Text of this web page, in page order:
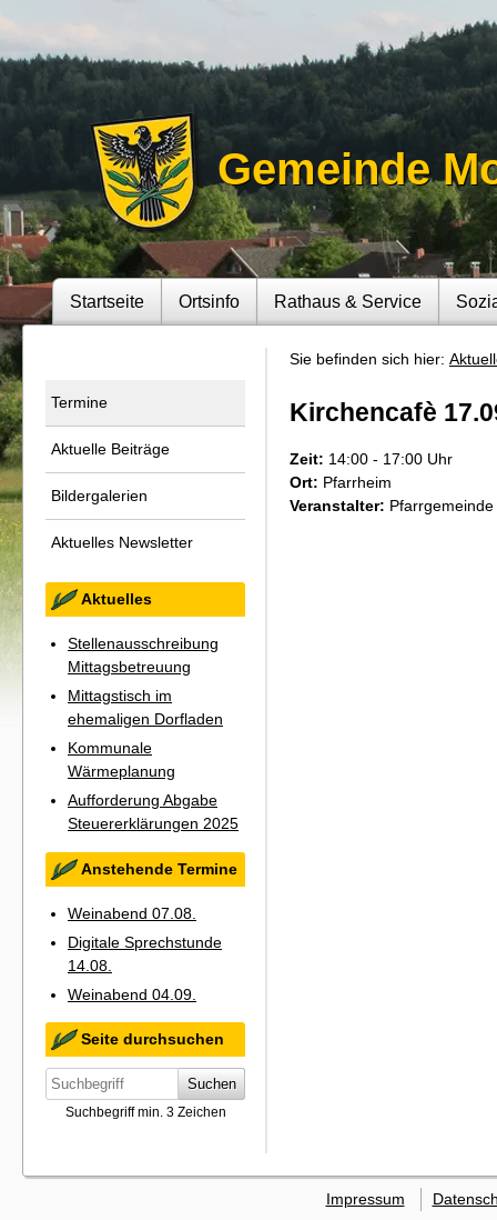
Gemeinde
Startseite Ortsinfo Rathaus & Service
Termine
Aktuelle Beiträge
Bildergalerien
Aktuelles Newsletter
Aktuelles
Stellenausschreibung
Mittagsbetreuung
Mittagstisch im
ehemaligen Dorfladen
Kommunale
Wärmeplanung
Aufforderung Abgabe
Steuererklärungen 2025
Anstehende Termine
Weinabend 07.08.
Digitale Sprechstunde
14.08.
Weinabend 04.09.
Seite durchsuchen
Suchen
Suchbegriff min. 3 Zeichen
Sie befinden sich hier:
Kirchencafè
Zeit: 14:00 - 17:00 Uhr
Ort: Pfarrheim
Veranstalter:
Impressum